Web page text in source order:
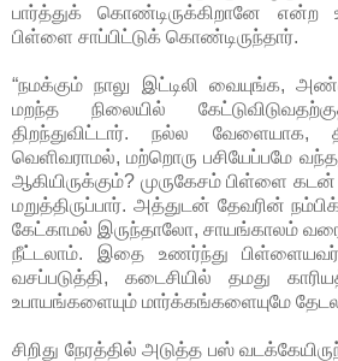
பார்த்துக் கொண்டிருக்கிறானே என்ற
பிள்ளை சாப்பிட்டுக் கொண்டிருந்தார்.
“நமக்கும் நாலு இட்டிலி வையுங்க,
மறந்த நிலையில்
திறந்துவிட்டார். நல்ல வேளையாக,
வெளிவராமல், மற்றொரு பசியேப்பமே
ஆகியிருக்கும்? முருகேசம் பிள்ளை
மறுத்திருப்பார். அத்துடன் தேவரின்
கேட்காமல் இருந்தாலோ, சாயங்காலம்
நீட்டலாம். இதை உணர்ந்து
வசப்படுத்தி, கடைசியில் தமது
உபாயங்களையும் மார்க்கங்களையுமே
சிறிது நேரத்தில் அடுத்த பஸ்